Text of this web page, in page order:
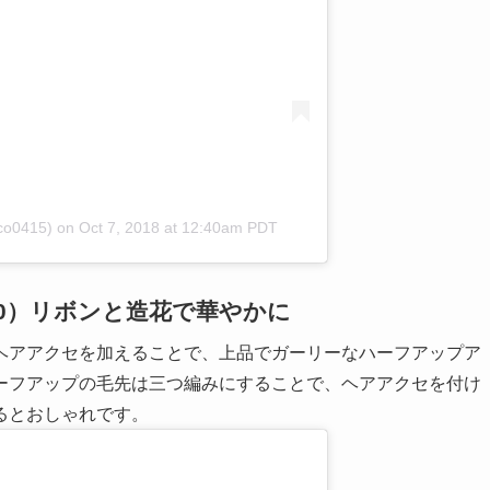
on Oct 7, 2018 at 12:40am PDT
リボンと造花で華やかに
アクセを加えることで、上品でガーリーなハーフアップア
アップの毛先は三つ編みにすることで、ヘアアクセを付け
おしゃれです。